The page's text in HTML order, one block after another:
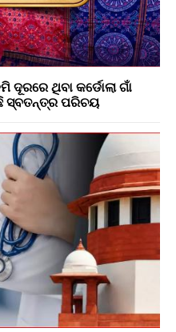
ଦୂରରେ ଥିବା କର୍ଡୋଲା ଗାଁ
ସ୍ବତନ୍ତ୍ର ପରିଚୟ